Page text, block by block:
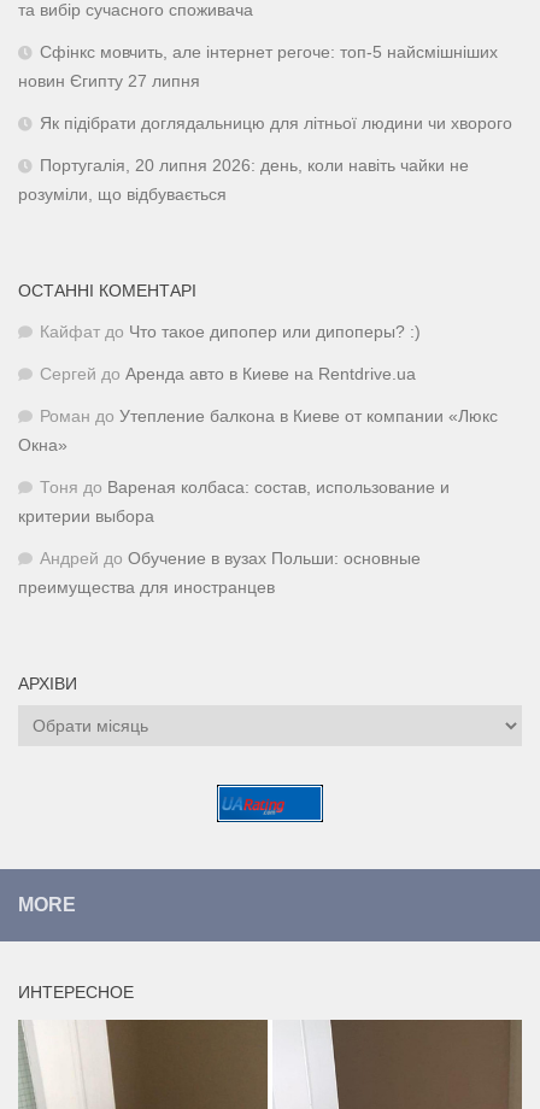
та вибір сучасного споживача
Сфінкс мовчить, але інтернет регоче: топ-5 найсмішніших
новин Єгипту 27 липня
Як підібрати доглядальницю для літньої людини чи хворого
Португалія, 20 липня 2026: день, коли навіть чайки не
розуміли, що відбувається
ОСТАННІ КОМЕНТАРІ
Кайфат до Что такое дипопер или дипоперы? :)
Сергей до Аренда авто в Киеве на Rentdrive.ua
Роман до Утепление балкона в Киеве от компании «Люкс
Окна»
Тоня до Вареная колбаса: состав, использование и
критерии выбора
Андрей до Обучение в вузах Польши: основные
преимущества для иностранцев
АРХІВИ
Архіви
MORE
ИНТЕРЕСНОЕ